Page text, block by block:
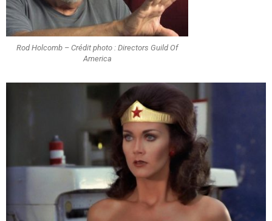
Rod Holcomb – Crédit photo : Directors Guild Of
America